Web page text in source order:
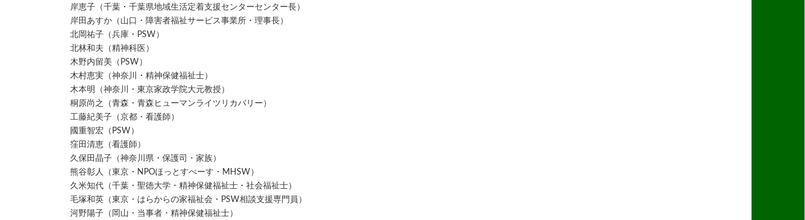
岸恵子（千葉・千葉県地域生活定着支援センターセンター長）
岸田あすか（山口・障害者福祉サービス事業所・理事長）
北岡祐子（兵庫・PSW）
北林和夫（精神科医）
木野内留美（PSW）
木村恵実（神奈川・精神保健福祉士）
木本明（神奈川・東京家政学院大元教授）
桐原尚之（青森・青森ヒューマンライツリカバリー）
工藤紀美子（京都・看護師）
國重智宏（PSW）
窪田清恵（看護師）
久保田晶子（神奈川県・保護司・家族）
熊谷彰人（東京・NPOほっとすぺーす・MHSW）
久米知代（千葉・聖徳大学・精神保健福祉士・社会福祉士）
毛塚和英（東京・はらからの家福祉会・PSW相談支援専門員）
河野陽子（岡山・当事者・精神保健福祉士）